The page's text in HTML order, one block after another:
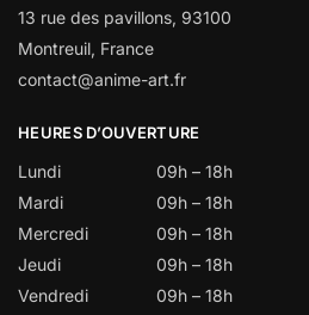
13 rue des pavillons, 93100
Montreuil, France
contact@anime-art.fr
HEURES D’OUVERTURE
Lundi
09h – 18h
Mardi
09h – 18h
Mercredi
09h – 18h
Jeudi
09h – 18h
Vendredi
09h – 18h